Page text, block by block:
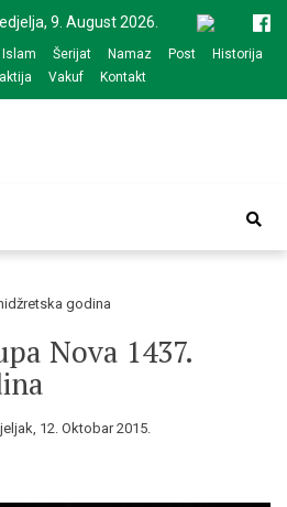
9. August 2026.
Islam Šerijat Namaz Post
Historija
Vakuf Kontakt
Bijeljina
godina
Nova 1437.
12. Oktobar 2015.